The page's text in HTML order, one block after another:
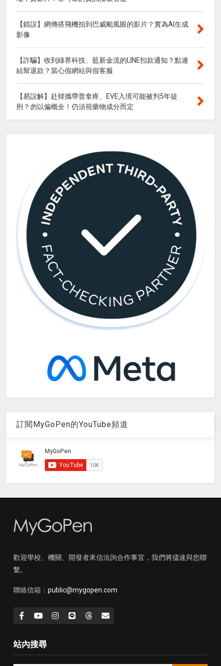
【錯誤】網傳搭飛機拍到巴威颱風眼的影片？實為AI生成
影像
【詐騙】收到綠界科技、藍新金流的LINE扣款通知？點連
結幫退款？當心假網站與假客服
【易誤解】赴韓攜帶普拿疼、EVE入境可能被判5年徒
刑？勿以偏概全！仍須視藥物成分而定
訂閱MyGoPen的YouTube頻道
歡迎學校、機關、開發者來信洽詢合作事宜，我們將儘速與您聯
繫。
聯絡信箱： public@mygopen.com
站內搜尋